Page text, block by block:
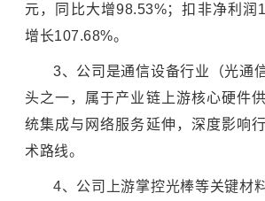
元，同比大增98.53%；扣非净利润
增长107.68%。
3、公司是通信设备行业（光通
头之一，属于产业链上游核心硬件
统集成与网络服务延伸，深度影响
术路线。
4、公司上游掌控光棒等关键材